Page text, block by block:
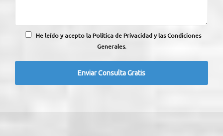
He leído y acepto la Política de Privacidad y las Condiciones
Generales.